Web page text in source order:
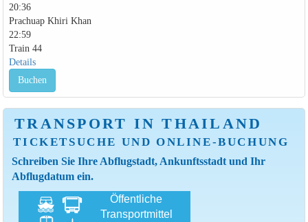
20:36
Prachuap Khiri Khan
22:59
Train 44
Details
Buchen
TRANSPORT IN THAILAND
TICKETSUCHE UND ONLINE-BUCHUNG
Schreiben Sie Ihre Abflugstadt, Ankunftsstadt und Ihr
Abflugdatum ein.
Öffentliche
Transportmittel